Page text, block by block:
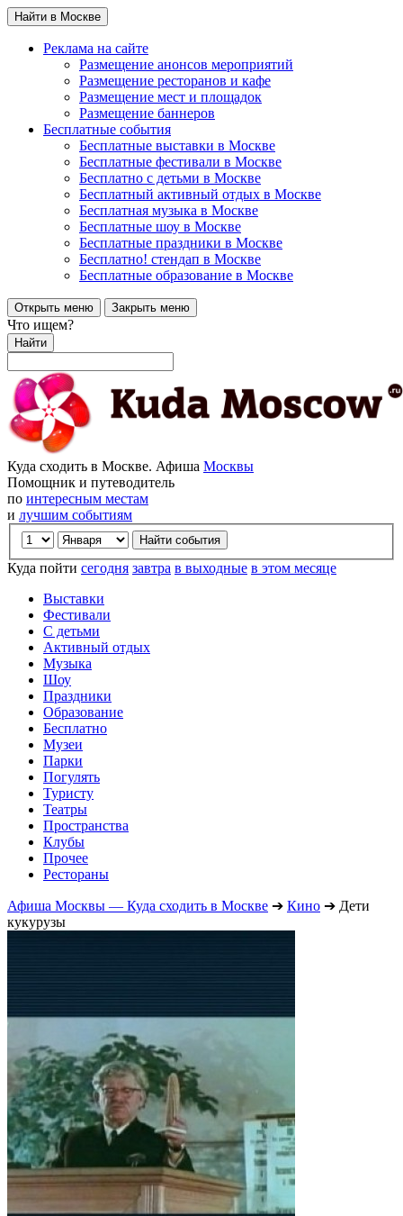
Найти в Москве
Реклама на сайте
Размещение анонсов мероприятий
Размещение ресторанов и кафе
Размещение мест и площадок
Размещение баннеров
Бесплатные события
Бесплатные выставки в Москве
Бесплатные фестивали в Москве
Бесплатно с детьми в Москве
Бесплатный активный отдых в Москве
Бесплатная музыка в Москве
Бесплатные шоу в Москве
Бесплатные праздники в Москве
Бесплатно! стендап в Москве
Бесплатные образование в Москве
Открыть меню Закрыть меню
Что ищем?
Найти
Куда сходить в Москве. Афиша Москвы
Помощник и путеводитель
по интересным местам
и лучшим событиям
Куда пойти сегодня завтра в выходные в этом месяце
Выставки
Фестивали
С детьми
Активный отдых
Музыка
Шоу
Праздники
Образование
Бесплатно
Музеи
Парки
Погулять
Туристу
Театры
Пространства
Клубы
Прочее
Рестораны
Афиша Москвы — Куда сходить в Москве ➔ Кино ➔ Дети
кукурузы